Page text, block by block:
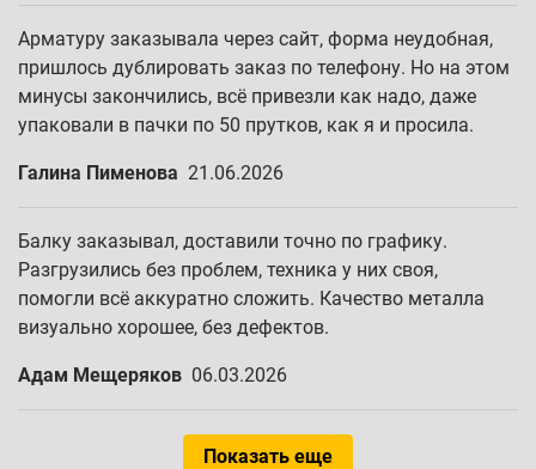
Арматуру заказывала через сайт, форма неудобная,
пришлось дублировать заказ по телефону. Но на этом
минусы закончились, всё привезли как надо, даже
упаковали в пачки по 50 прутков, как я и просила.
Галина Пименова 21.06.2026
Балку заказывал, доставили точно по графику.
Разгрузились без проблем, техника у них своя,
помогли всё аккуратно сложить. Качество металла
визуально хорошее, без дефектов.
Адам Мещеряков 06.03.2026
Показать еще